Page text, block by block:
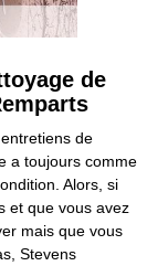
de
de
a toujours comme
Alors, si
et que vous avez
mais que vous
Stevens